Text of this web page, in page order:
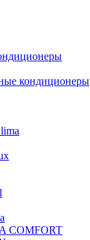
кондиционеры
COMFORT